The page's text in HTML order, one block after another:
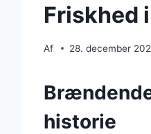
Friskhed
Af 28. december
historie